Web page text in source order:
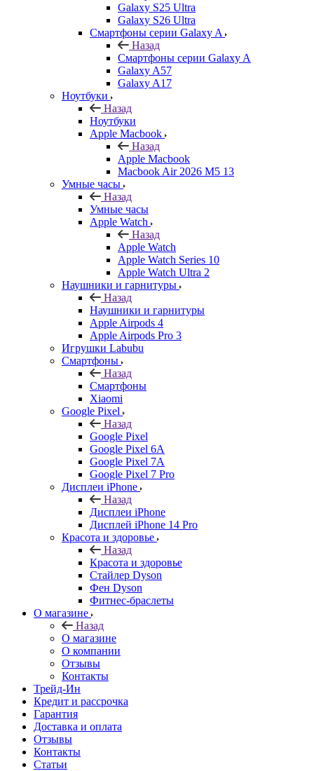
Galaxy S25 Ultra
Galaxy S26 Ultra
Смартфоны серии Galaxy A
Назад
Смартфоны серии Galaxy A
Galaxy A57
Galaxy A17
Ноутбуки
Назад
Ноутбуки
Apple Macbook
Назад
Apple Macbook
Macbook Air 2026 M5 13
Умные часы
Назад
Умные часы
Apple Watch
Назад
Apple Watch
Apple Watch Series 10
Apple Watch Ultra 2
Наушники и гарнитуры
Назад
Наушники и гарнитуры
Apple Airpods 4
Apple Airpods Pro 3
Игрушки Labubu
Смартфоны
Назад
Смартфоны
Xiaomi
Google Pixel
Назад
Google Pixel
Google Pixel 6A
Google Pixel 7А
Google Pixel 7 Pro
Дисплеи iPhone
Назад
Дисплеи iPhone
Дисплей iPhone 14 Pro
Красота и здоровье
Назад
Красота и здоровье
Стайлер Dyson
Фен Dyson
Фитнес-браслеты
О магазине
Назад
О магазине
О компании
Отзывы
Контакты
Трейд-Ин
Кредит и рассрочка
Гарантия
Доставка и оплата
Отзывы
Контакты
Статьи